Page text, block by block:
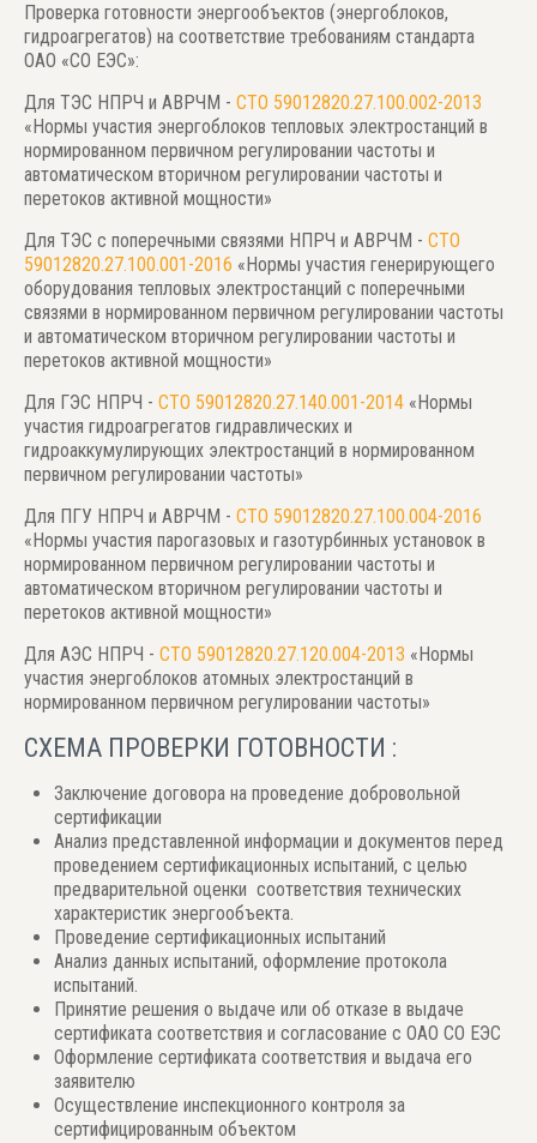
Проверка готовности энергообъектов (энергоблоков,
гидроагрегатов) на соответствие требованиям стандарта
ОАО «СО ЕЭС»:
Для ТЭС НПРЧ и АВРЧМ - СТО 59012820.27.100.002-2013
«Нормы участия энергоблоков тепловых электростанций в
нормированном первичном регулировании частоты и
автоматическом вторичном регулировании частоты и
перетоков активной мощности»
Для ТЭС с поперечными связями НПРЧ и АВРЧМ - СТО
59012820.27.100.001-2016 «Нормы участия генерирующего
оборудования тепловых электростанций с поперечными
связями в нормированном первичном регулировании частоты
и автоматическом вторичном регулировании частоты и
перетоков активной мощности»
Для ГЭС НПРЧ - СТО 59012820.27.140.001-2014 «Нормы
участия гидроагрегатов гидравлических и
гидроаккумулирующих электростанций в нормированном
первичном регулировании частоты»
Для ПГУ НПРЧ и АВРЧМ - СТО 59012820.27.100.004-2016
«Нормы участия парогазовых и газотурбинных установок в
нормированном первичном регулировании частоты и
автоматическом вторичном регулировании частоты и
перетоков активной мощности»
Для АЭС НПРЧ - СТО 59012820.27.120.004-2013 «Нормы
участия энергоблоков атомных электростанций в
нормированном первичном регулировании частоты»
СХЕМА ПРОВЕРКИ ГОТОВНОСТИ :
Заключение договора на проведение добровольной
сертификации
Анализ представленной информации и документов перед
проведением сертификационных испытаний, с целью
предварительной оценки соответствия технических
характеристик энергообъекта.
Проведение сертификационных испытаний
Анализ данных испытаний, оформление протокола
испытаний.
Принятие решения о выдаче или об отказе в выдаче
сертификата соответствия и согласование с ОАО СО ЕЭС
Оформление сертификата соответствия и выдача его
заявителю
Осуществление инспекционного контроля за
сертифицированным объектом